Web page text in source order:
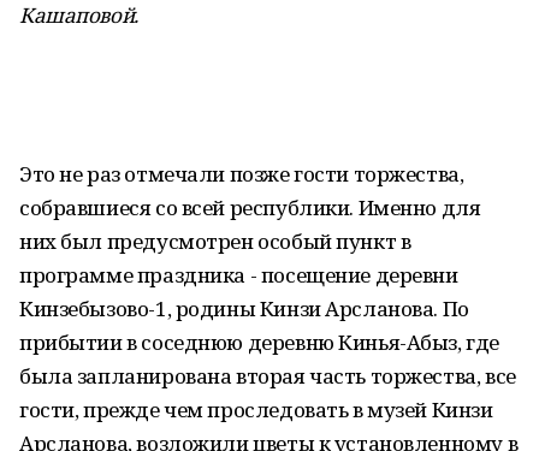
Кашаповой.
Это не раз отмечали позже гости торжества,
собравшиеся со всей республики. Именно для
них был предусмотрен особый пункт в
программе праздника - посещение деревни
Кинзебызово-1, родины Кинзи Арсланова. По
прибытии в соседнюю деревню Кинья-Абыз, где
была запланирована вторая часть торжества, все
гости, прежде чем проследовать в музей Кинзи
Арсланова, возложили цветы к установленному в